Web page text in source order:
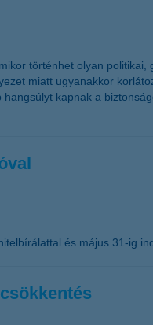
történhet olyan
miatt ugyanakkor
kapnak a
és május 31-ig